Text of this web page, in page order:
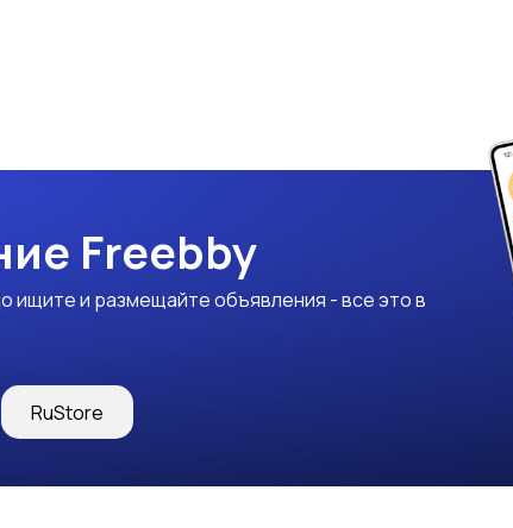
Freebby
ищите и размещайте объявления - все это в
RuStore